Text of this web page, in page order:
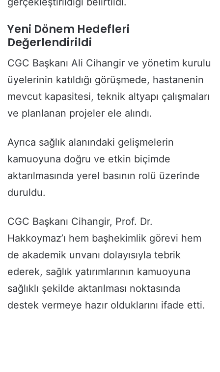
Yeni Dönem Hedefleri
Değerlendirildi
CGC Başkanı Ali Cihangir ve yönetim kurulu
üyelerinin katıldığı görüşmede, hastanenin
mevcut kapasitesi, teknik altyapı çalışmaları
ve planlanan projeler ele alındı.
Ayrıca sağlık alanındaki gelişmelerin
kamuoyuna doğru ve etkin biçimde
aktarılmasında yerel basının rolü üzerinde
duruldu.
CGC Başkanı Cihangir, Prof. Dr.
Hakkoymaz’ı hem başhekimlik görevi hem
de akademik unvanı dolayısıyla tebrik
ederek, sağlık yatırımlarının kamuoyuna
sağlıklı şekilde aktarılması noktasında
destek vermeye hazır olduklarını ifade etti.